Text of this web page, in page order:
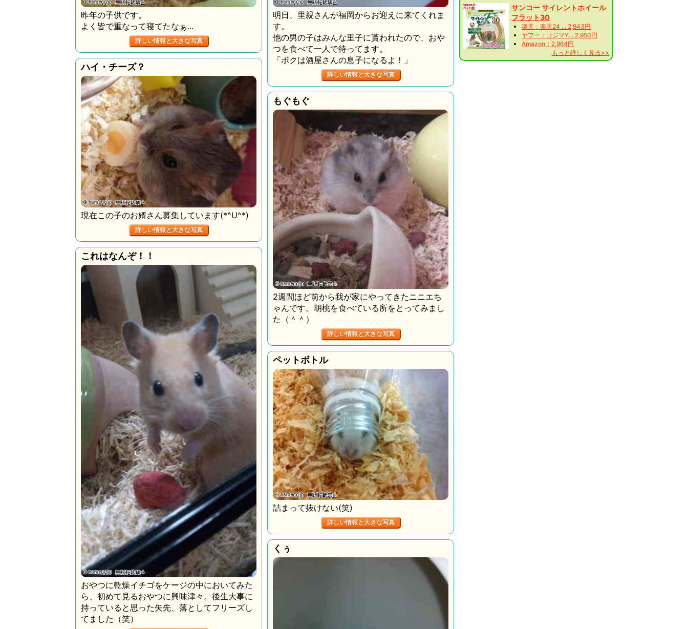
昨年の子供です。
よく皆で重なって寝てたなぁ...
詳しい情報と大きな写真
ハイ・チーズ？
現在この子のお婿さん募集しています(*^U^*)
詳しい情報と大きな写真
これはなんぞ！！
おやつに乾燥イチゴをケージの中においてみた
ら、初めて見るおやつに興味津々。後生大事に
持っていると思った矢先、落としてフリーズし
てました（笑）
明日、里親さんが福岡からお迎えに来てくれま
す。
他の男の子はみんな里子に貰われたので、おや
つを食べて一人で待ってます。
「ボクは酒屋さんの息子になるよ！」
詳しい情報と大きな写真
もぐもぐ
2週間ほど前から我が家にやってきたニニエち
ゃんです。胡桃を食べている所をとってみまし
た（＾＾）
詳しい情報と大きな写真
ペットボトル
詰まって抜けない(笑)
詳しい情報と大きな写真
くぅ
サンコー サイレントホイール
フラット30
楽天：楽天24 ... 2,943円
ヤフー：コジマY... 2,950円
Amazon：2,964円
もっと詳しく見る>>